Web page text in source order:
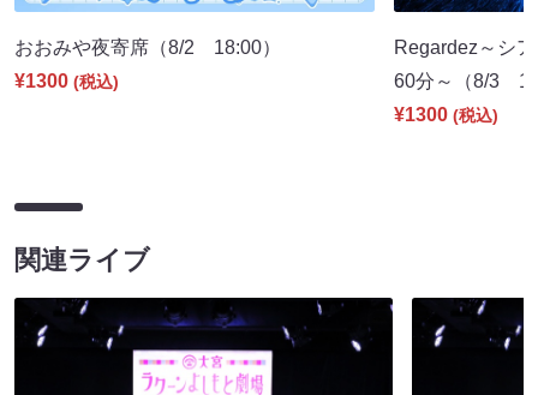
おおみや夜寄席（8/2 18:00）
¥1300 (税込)
Regardez～シ
60分～（8/3
¥1300 (税込)
関連ライブ